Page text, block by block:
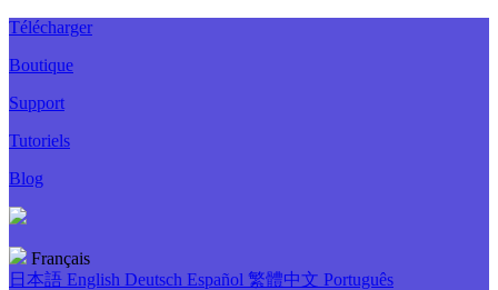
Télécharger
Boutique
Support
Tutoriels
Blog
Français
日本語 English Deutsch Español 繁體中文 Português